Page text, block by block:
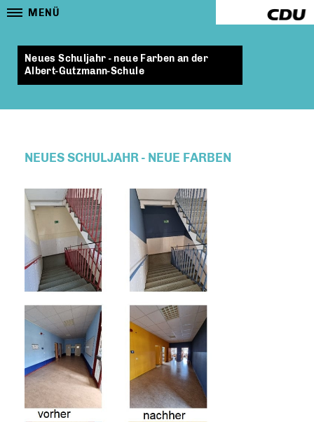
MENÜ
Neues Schuljahr - neue Farben an der
Albert-Gutzmann-Schule
NEUES SCHULJAHR - NEUE FARBEN